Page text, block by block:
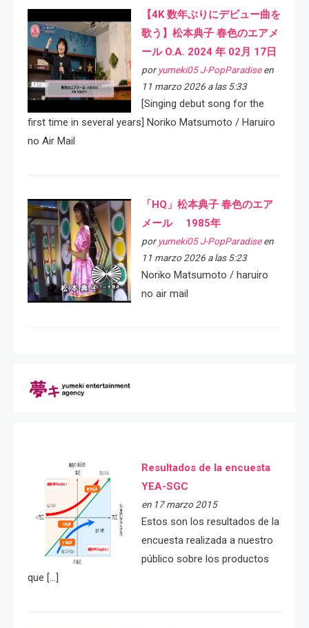
【4K 数年ぶりにデビュー曲を
歌う】松本典子 春色のエアメ
ール O.A. 2024 年 02月 17日
por yumeki05 J-PopParadiseen
11 marzo 2026 a las 5:33
[Singing debut song for the
first time in several years] Noriko Matsumoto / Haruiro
no Air Mail
「HQ」松本典子 春色のエア
メール 1985年
por yumeki05 J-PopParadiseen
11 marzo 2026 a las 5:23
Noriko Matsumoto / haruiro
no air mail
Resultados de la encuesta
YEA-SGC
en 17 marzo 2015
Estos son los resultados de la
encuesta realizada a nuestro
público sobre los productos
que […]